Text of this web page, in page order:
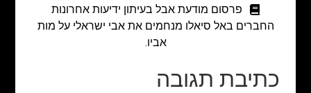
פרסום מודעת אבל בעיתון ידיעות אחרונות
החברים באל סיאלו מנחמים את אבי ישראלי על מות
אביו.
כתיבת תגובה